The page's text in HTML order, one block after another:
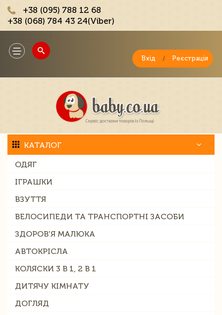
+38 (095) 788 12 68
+38 (068) 784 43 24(Viber)
Toggle
navigation
Вхід / Реєстрація
КАТАЛОГ
ОДЯГ
ІГРАШКИ
ВЗУТТЯ
ВЕЛОСИПЕДИ ТА ТРАНСПОРТНІ ЗАСОБИ
ЗДОРОВ'Я МАЛЮКА
АВТОКРІСЛА
КОЛЯСКИ 3 В 1, 2 В 1
ДИТЯЧУ КІМНАТУ
ДОГЛЯД